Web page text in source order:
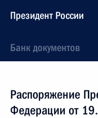
Президент России
Банк документов
Распоряжение
Федерации от